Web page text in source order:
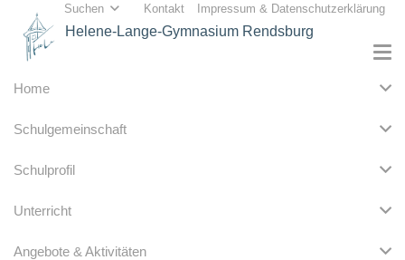
Suchen Kontakt Impressum & Datenschutzerklärung
Helene-Lange-Gymnasium Rendsburg
Home
Schulgemeinschaft
Schulprofil
Unterricht
Angebote & Aktivitäten
Christi Himmelfahrt